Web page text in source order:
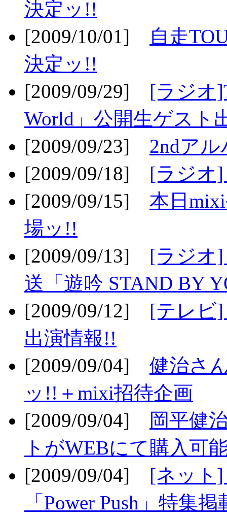
決定ッ!!
[2009/10/01]
自走
決定ッ!!
[2009/09/29] [ラジオ
World」公開生ゲスト
[2009/09/23] 2ndア
[2009/09/18] [ラジオ
[2009/09/15] 本日
場ッ!!
[2009/09/13] [ラジオ]
送「遊吟 STAND BY
[2009/09/12] [テレビ]
出演情報!!
[2009/09/04] 健治さ
ッ!!＋mixi招待企画
[2009/09/04]
岡平健
トがWEBにて購入可
[2009/09/04] [ネット]
「Power Push」特集